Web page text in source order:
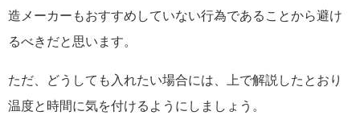
造メーカーもおすすめしていない行為であることから避け
るべきだと思います。
ただ、どうしても入れたい場合には、上で解説したとおり
温度と時間に気を付けるようにしましょう。